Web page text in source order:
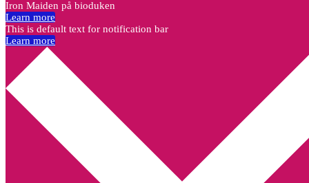
Iron Maiden på bioduken
Learn more
This is default text for notification bar
Learn more